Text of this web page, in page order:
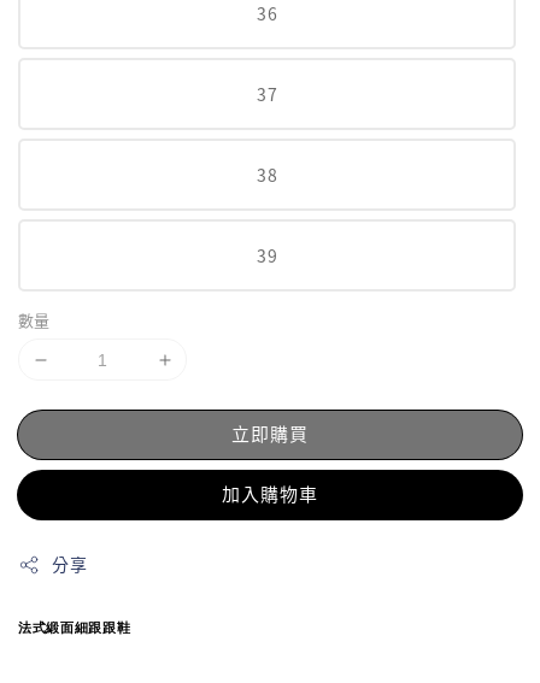
36
37
38
39
數量
立即購買
加入購物車
分享
法式緞面細跟跟鞋